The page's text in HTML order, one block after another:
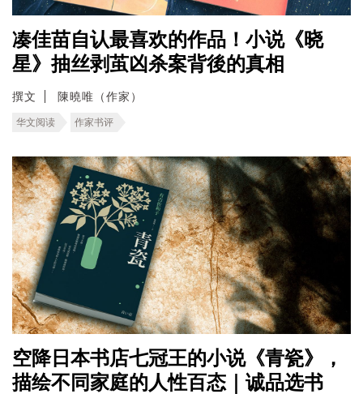
凑佳苗自认最喜欢的作品！小说《晓
星》抽丝剥茧凶杀案背後的真相
撰文 陳曉唯（作家）
华文阅读 作家书评
空降日本书店七冠王的小说《青瓷》，
描绘不同家庭的人性百态｜诚品选书